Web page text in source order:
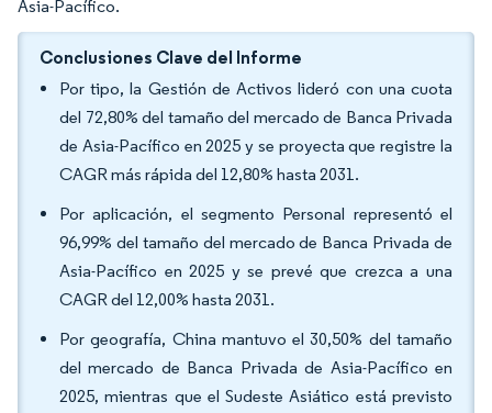
Asia-Pacífico.
Conclusiones Clave del Informe
Por tipo, la Gestión de Activos lideró con una cuota
del 72,80% del tamaño del mercado de Banca Privada
de Asia-Pacífico en 2025 y se proyecta que registre la
CAGR más rápida del 12,80% hasta 2031.
Por aplicación, el segmento Personal representó el
96,99% del tamaño del mercado de Banca Privada de
Asia-Pacífico en 2025 y se prevé que crezca a una
CAGR del 12,00% hasta 2031.
Por geografía, China mantuvo el 30,50% del tamaño
del mercado de Banca Privada de Asia-Pacífico en
2025, mientras que el Sudeste Asiático está previsto